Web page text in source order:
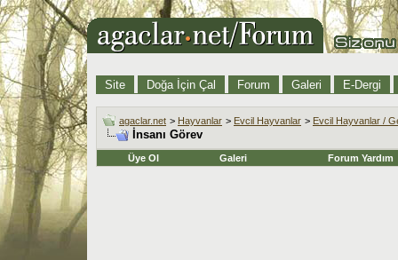
Site Doğa İçin Çal Forum Galeri E-Dergi
agaclar.net > Hayvanlar > Evcil Hayvanlar > Evcil Hayvanlar /
İnsanı Görev
Üye Ol Galeri Forum Yardım